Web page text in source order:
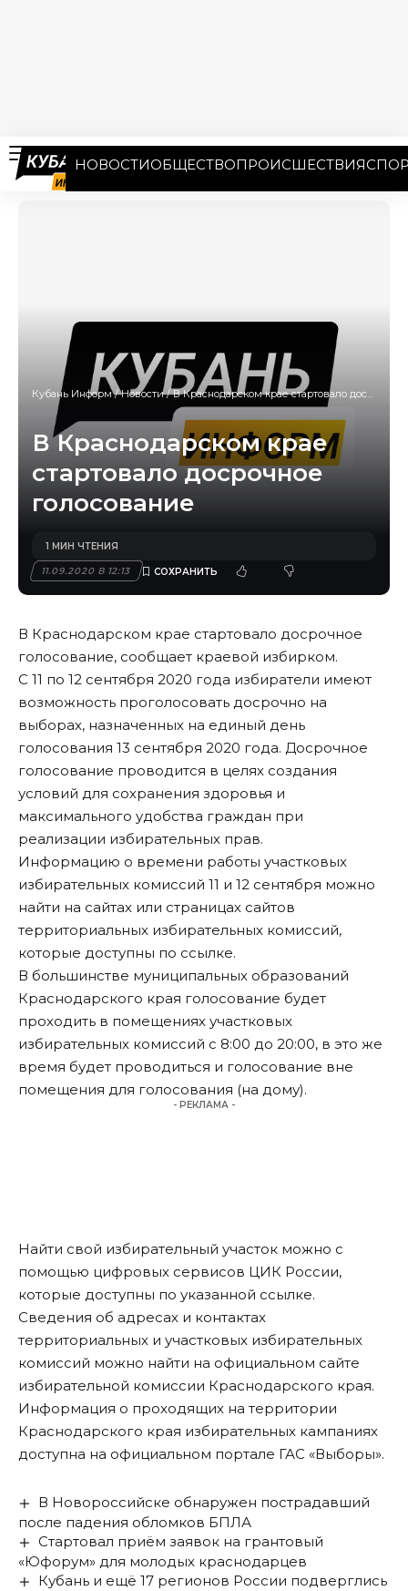
НОВОСТИОБЩЕСТВОПРОИСШЕСТВИЯ
Кубань Информ/Новости/В Краснодарском крае стартовало досрочное голосование
В Краснодарском крае
стартовало досрочное
голосование
11.09.2020 В 12:13
1 МИН ЧТЕНИЯ
В Краснодарском крае стартовало досрочное
голосование, сообщает краевой избирком.
С 11 по 12 сентября 2020 года избиратели имеют
возможность проголосовать досрочно на
выборах, назначенных на единый день
голосования 13 сентября 2020 года. Досрочное
голосование проводится в целях создания
условий для сохранения здоровья и
максимального удобства граждан при
реализации избирательных прав.
Информацию о времени работы участковых
избирательных комиссий 11 и 12 сентября можно
найти на сайтах или страницах сайтов
территориальных избирательных комиссий,
которые доступны по ссылке.
В большинстве муниципальных образований
Краснодарского края голосование будет
проходить в помещениях участковых
избирательных комиссий с 8:00 до 20:00, в это же
время будет проводиться и голосование вне
помещения для голосования (на дому).
- РЕКЛАМА -
Найти свой избирательный участок можно с
помощью цифровых сервисов ЦИК России,
которые доступны по указанной ссылке.
Сведения об адресах и контактах
территориальных и участковых избирательных
комиссий можно найти на официальном сайте
избирательной комиссии Краснодарского края.
Информация о проходящих на территории
Краснодарского края избирательных кампаниях
доступна на официальном портале ГАС «Выборы».
В Новороссийске обнаружен пострадавший
после падения обломков БПЛА
Стартовал приём заявок на грантовый
«Юфорум» для молодых краснодарцев
Кубань и ещё 17 регионов России подверглись